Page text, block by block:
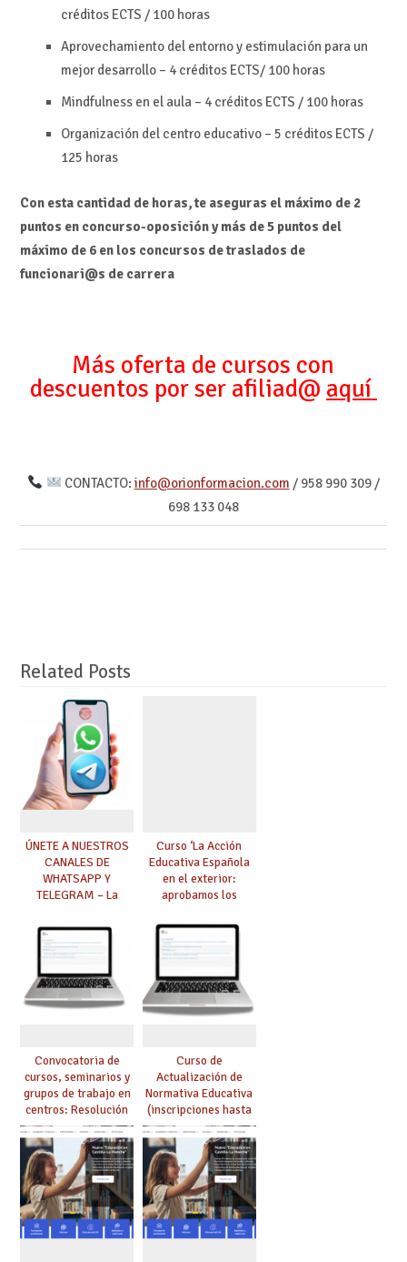
créditos ECTS / 100 horas
Aprovechamiento del entorno y estimulación para un
mejor desarrollo – 4 créditos ECTS/ 100 horas
Mindfulness en el aula – 4 créditos ECTS / 100 horas
Organización del centro educativo – 5 créditos ECTS /
125 horas
Con esta cantidad de horas, te aseguras el máximo de 2
puntos en concurso-oposición y más de 5 puntos del
máximo de 6 en los concursos de traslados de
funcionari@s de carrera
Más oferta de cursos con
descuentos por ser afiliad@ aquí
CONTACTO: info@orionformacion.com / 958 990 309 /
698 133 048
Related Posts
ÚNETE A NUESTROS
CANALES DE
WHATSAPP Y
TELEGRAM – La
instante
Curso ‘La Acción
Educativa Española
en el exterior:
aprobamos los
obtener plaza en el
exterior’
Convocatoria de
cursos, seminarios y
grupos de trabajo en
centros: Resolución
definitiva de acciones
formativas
autorizadas
Curso de
Actualización de
Normativa Educativa
(inscripciones hasta
el 15 de enero)
gratuito para
afiliados/as